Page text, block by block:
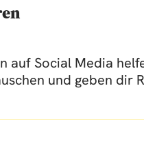
auf Social Media
und geben dir